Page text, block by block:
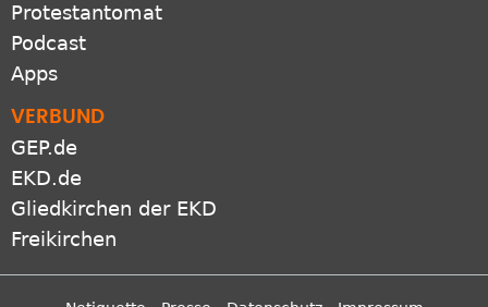
Protestantomat
Podcast
Apps
VERBUND
GEP.de
EKD.de
Gliedkirchen der EKD
Freikirchen